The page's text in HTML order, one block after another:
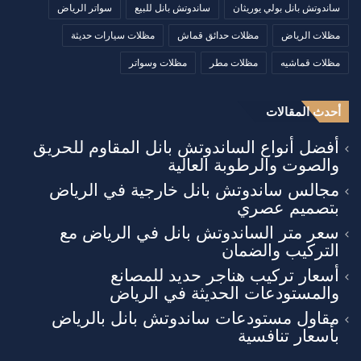
ساندوتش بانل بولي يوريثان ساندوتش بانل للبيع سواتر الرياض
مظلات الرياض مظلات حدائق قماش مظلات سيارات حديثة
مظلات قماشيه مظلات مطر مظلات وسواتر
أحدث المقالات
أفضل أنواع الساندوتش بانل المقاوم للحريق
والصوت والرطوبة العالية
مجالس ساندوتش بانل خارجية في الرياض
بتصميم عصري
سعر متر الساندوتش بانل في الرياض مع
التركيب والضمان
أسعار تركيب هناجر حديد للمصانع
والمستودعات الحديثة في الرياض
مقاول مستودعات ساندوتش بانل بالرياض
بأسعار تنافسية